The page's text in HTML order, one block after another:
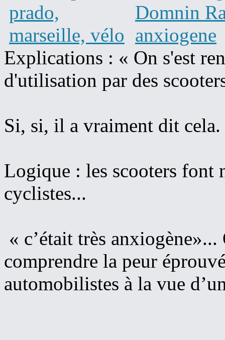
Explications : « On s'est
d'utilisation par des
Si, si, il a vraiment dit cela.
Logique : les scooters font
cyclistes...
« c’était très
comprendre la peur
automobilistes à la vue